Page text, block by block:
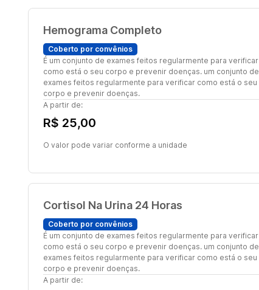
Hemograma Completo
Coberto por convênios
É um conjunto de exames feitos regularmente para verificar
como está o seu corpo e prevenir doenças. um conjunto de
exames feitos regularmente para verificar como está o seu
corpo e prevenir doenças.
A partir de:
R$ 25,00
O valor pode variar conforme a unidade
Cortisol Na Urina 24 Horas
Coberto por convênios
É um conjunto de exames feitos regularmente para verificar
como está o seu corpo e prevenir doenças. um conjunto de
exames feitos regularmente para verificar como está o seu
corpo e prevenir doenças.
A partir de: